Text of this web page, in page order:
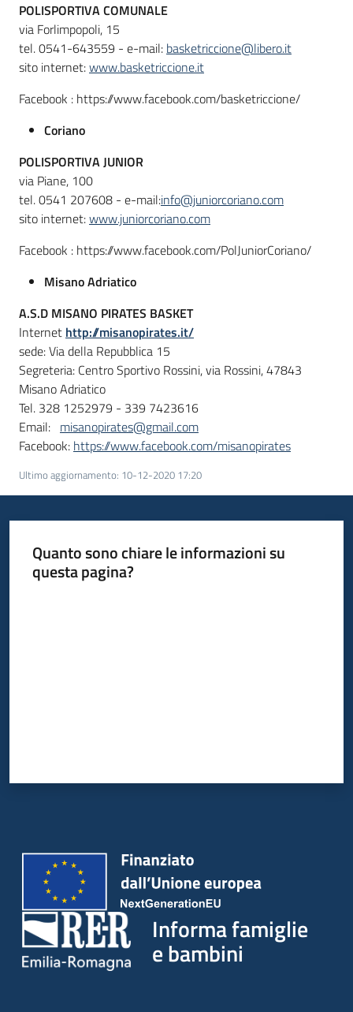
POLISPORTIVA COMUNALE
via Forlimpopoli, 15
tel. 0541-643559 - e-mail: basketriccione@libero.it
sito internet:www.basketriccione.it
Facebook : https://www.facebook.com/basketriccione/
Coriano
POLISPORTIVA JUNIOR
via Piane, 100
tel. 0541 207608 - e-mail:info@juniorcoriano.com
sito internet:www.juniorcoriano.com
Facebook : https://www.facebook.com/PolJuniorCoriano/
Misano Adriatico
A.S.D MISANO PIRATES BASKET
Internet http://misanopirates.it/
sede: Via della Repubblica 15
Segreteria: Centro Sportivo Rossini, via Rossini, 47843
Misano Adriatico
Tel. 328 1252979 - 339 7423616
Email: misanopirates@gmail.com
Facebook: https://www.facebook.com/misanopirates
Ultimo aggiornamento: 10-12-2020 17:20
Quanto sono chiare le informazioni su
questa pagina?
Informa famiglie
e bambini